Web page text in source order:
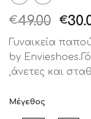
€49.00
price
was:
€
Γυναικεία
by
,άνετες και
Μέγεθος